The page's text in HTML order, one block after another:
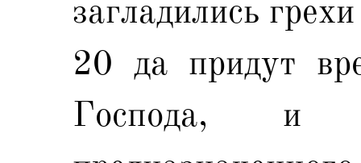
загладились
20 да придут
Господа,